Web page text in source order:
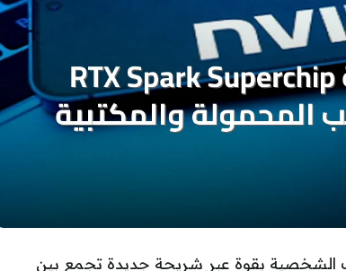
الشخصية بقوة عبر شريحة جديدة تجمع بين